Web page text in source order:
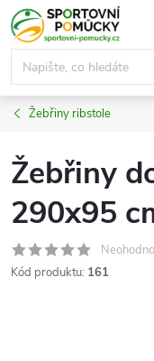
Přejít
na
obsah
Žebřiny ribstole
Žebřiny
290x95
Kód produktu: 161